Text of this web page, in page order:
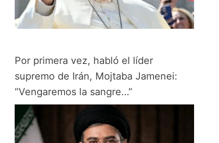
Por primera vez, habló el líder
supremo de Irán, Mojtaba Jamenei:
“Vengaremos la sangre…”